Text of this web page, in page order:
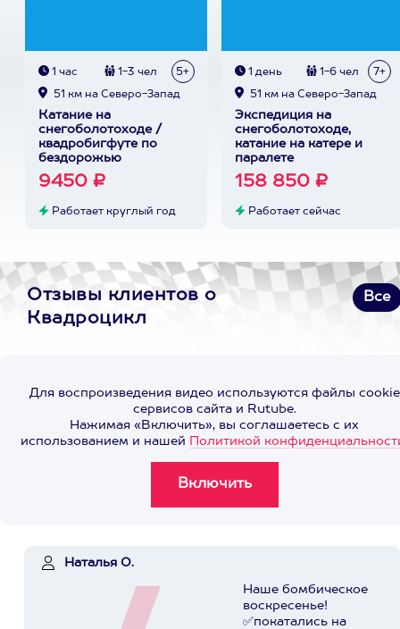
1 час 1-3 чел 5+
51 км на Северо-Запад
Катание на
снегоболотоходе /
квадробигфуте по
бездорожью
9450 ₽
Работает круглый год
1 день 1-6 чел 7+
51 км на Северо-Запад
Экспедиция на
снегоболотоходе,
катание на катере и
паралете
158 850 ₽
Работает сейчас
Отзывы клиентов о
Квадроцикл
Все
Для воспроизведения видео используются файлы cookie
сервисов сайта и Rutube.
Нажимая «Включить», вы соглашаетесь с их
использованием и нашей Политикой
Наталья О.
Наше бомбическое
воскресенье!
✅покатались на